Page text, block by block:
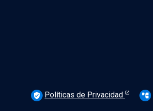
verified_user Políticas de Privacidad account_tree